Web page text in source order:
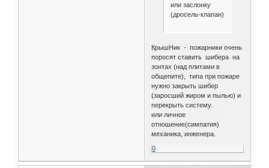
или заслонку
(дросель-клапан)
КрышНик - пожарники очень
поросят ставить шибера на
зонтах (над плитами в
общепите), типа при пожаре
нужно закрыть шибер
(заросший жиром и пылью) и
перекрыть систему.
или личное
отношение(симпатия)
механика, инженера.
0